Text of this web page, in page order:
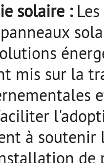
solaire :Les
mis sur la
à
de